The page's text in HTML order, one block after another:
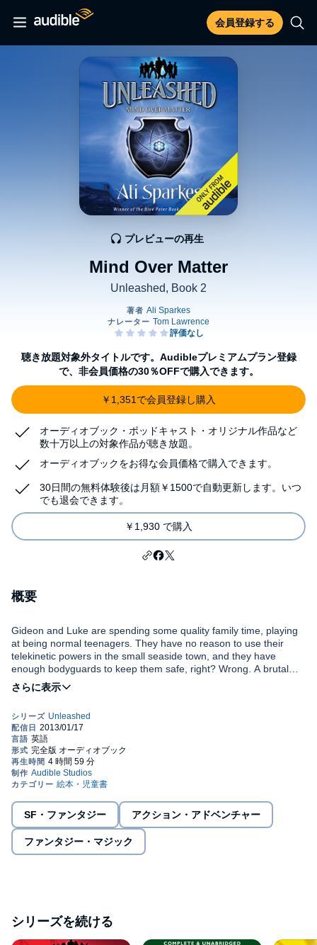
会員登録する
Mind Over Matter
Unleashed, Book 2
プレビューの再生
聴き放題対象外タイトルです。Audibleプレミアムプラン登録
で、非会員価格の30％OFFで購入できます。
￥1,351で会員登録し購入
オーディオブック・ポッドキャスト・オリジナル作品など
数十万以上の対象作品が聴き放題。
オーディオブックをお得な会員価格で購入できます。
30日間の無料体験後は月額￥1500で自動更新します。いつ
でも退会できます。
￥1,930 で購入
概要
Gideon and Luke are spending some quality family time, playing
at being normal teenagers. They have no reason to use their
telekinetic powers in the small seaside town, and they have
enough bodyguards to keep them safe, right? Wrong. A brutal
killer is stalking them, and he has Gideon and Luke in his sights.
The second in a sensational new series about a group of
Sparkes.
©2012 Ali Sparkes (P)2014 Audible, Inc.
SF・ファンタジー アクション・アドベンチャー
ファンタジー・マジック
シリーズを続ける